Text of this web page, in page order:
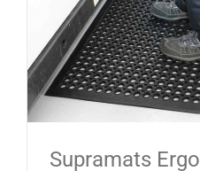
Supramats Ergo